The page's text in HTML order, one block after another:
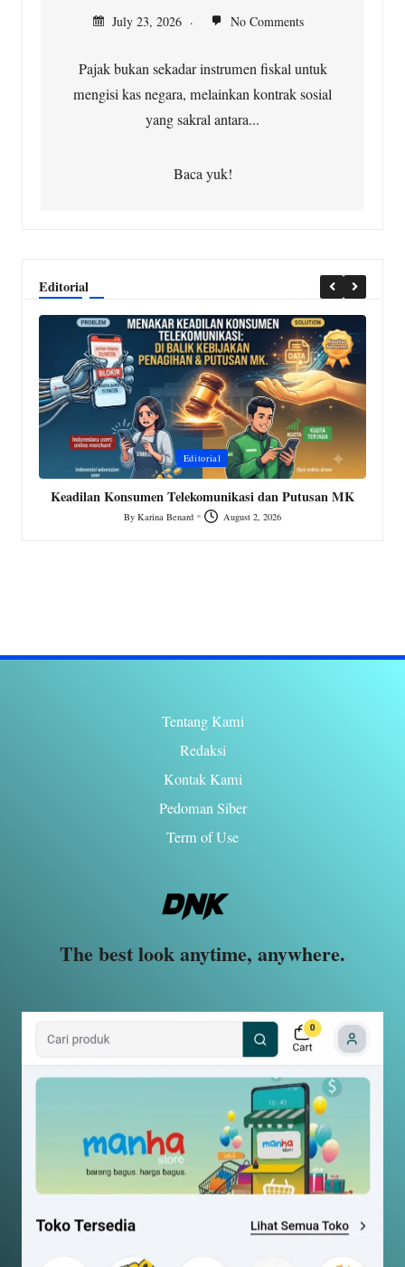
July 23, 2026 No Comments
Pajak bukan sekadar instrumen fiskal untuk
mengisi kas negara, melainkan kontrak sosial
yang sakral antara...
Baca yuk!
Editorial
Posted
in
Editorial
Negara Bijak, Rakyat Bayar Pajak: Menolak Militerisasi
dalam Pengawasan Pajak
Tentang Kami
Redaksi
Kontak Kami
Pedoman Siber
Term of Use
The best look anytime, anywhere.